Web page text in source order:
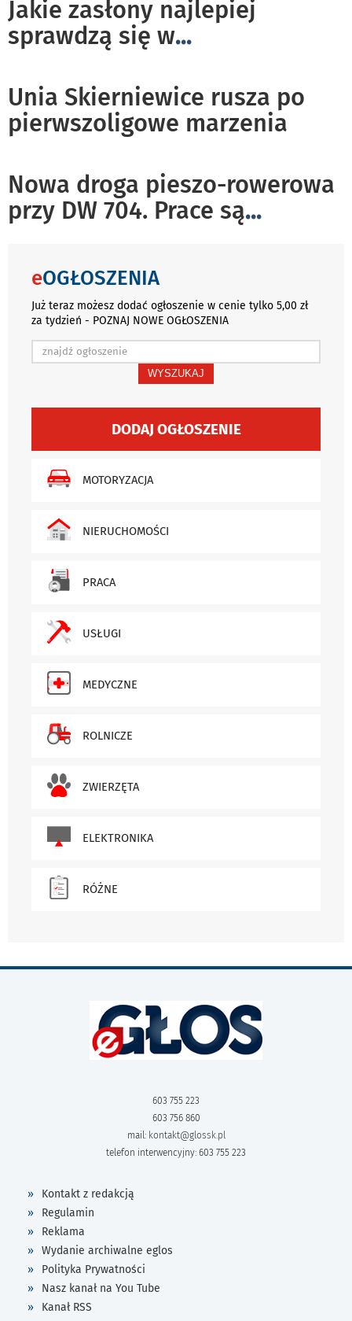
Jakie zasłony najlepiej
sprawdzą się w...
Unia Skierniewice rusza po
pierwszoligowe marzenia
Nowa droga pieszo-rowerowa
przy DW 704. Prace są...
eOGŁOSZENIA
Już teraz możesz dodać ogłoszenie w cenie tylko 5,00 zł
za tydzień - POZNAJ NOWE OGŁOSZENIA
WYSZUKAJ
DODAJ OGŁOSZENIE
MOTORYZACJA
NIERUCHOMOŚCI
PRACA
USŁUGI
MEDYCZNE
ROLNICZE
ZWIERZĘTA
ELEKTRONIKA
RÓŻNE
603 755 223
603 756 860
mail: kontakt@glossk.pl
telefon interwencyjny: 603 755 223
Kontakt z redakcją
Regulamin
Reklama
Wydanie archiwalne eglos
Polityka Prywatności
Nasz kanał na You Tube
Kanał RSS